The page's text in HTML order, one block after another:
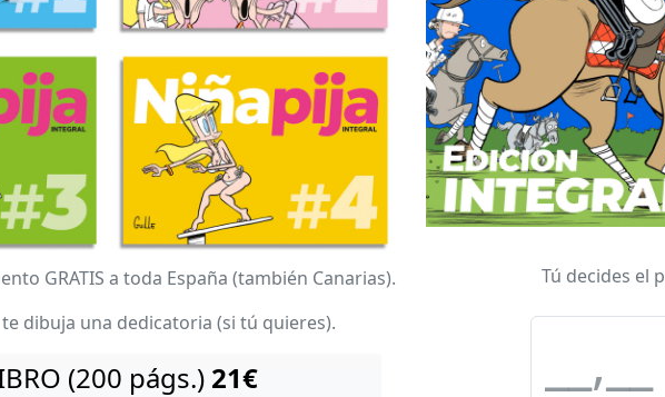
GRATIS a toda España (también Canarias).
dibuja una dedicatoria (si tú quieres).
(200 págs.) 21€
Tú decides el